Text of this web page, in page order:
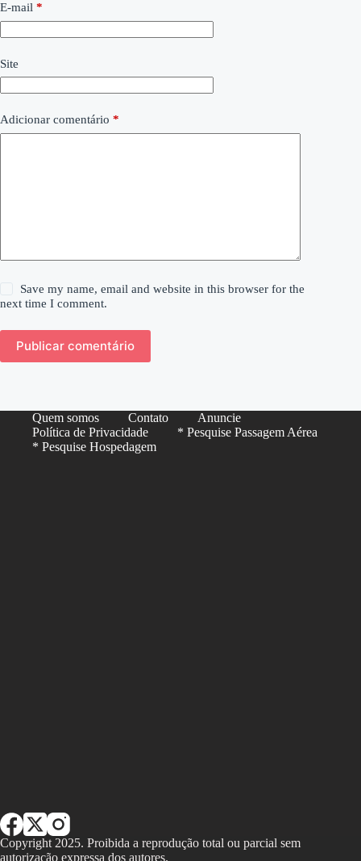
E-mail *
Site
Adicionar comentário *
Save my name, email and website in this browser for the
next time I comment.
Publicar comentário
Quem somos Contato
Anuncie
Política de Privacidade
* Pesquise Passagem Aérea
* Pesquise Hospedagem
Copyright 2025. Proibida a reprodução total ou parcial sem
autorização expressa dos autores.